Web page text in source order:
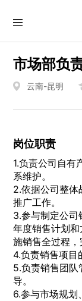
市场部负
云南-昆明
岗位职责
1.负责公司自有
系维护。
2.依据公司整体
推广工作。
3.参与制定公司
年度销售计划
施销售全过程，
4.负责销售项目
5.负责销售团队
导。
6.参与市场规划